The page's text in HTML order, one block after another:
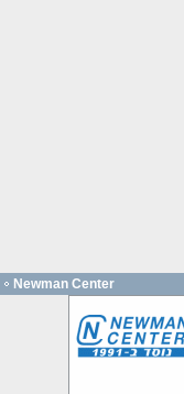
Newman Center